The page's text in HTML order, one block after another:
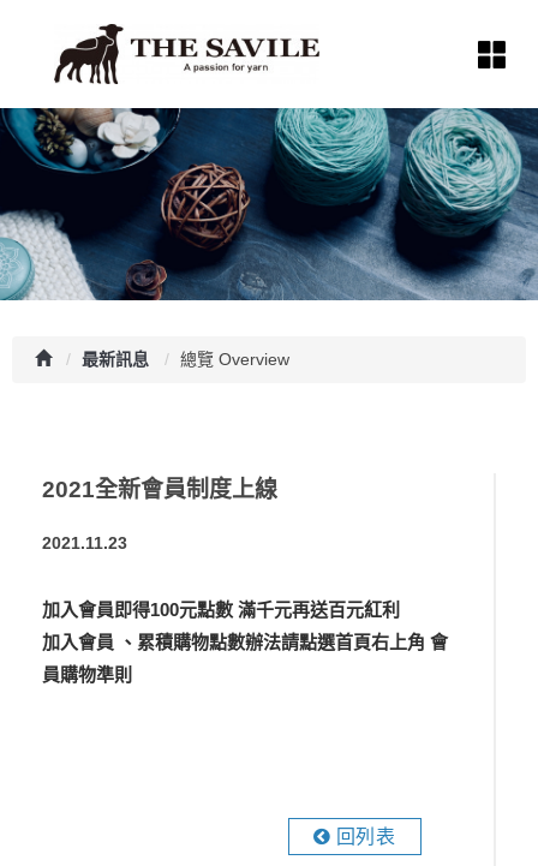
最新訊息 總覽 Overview
2021全新會員制度上線
2021.11.23
加入會員即得100元點數 滿千元再送百元紅利
加入會員 、累積購物點數辦法請點選首頁右上角 會
員購物準則
回列表